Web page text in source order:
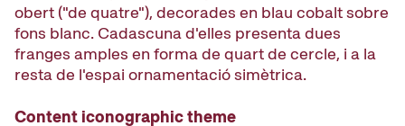
obert ("de quatre"), decorades en blau cobalt sobre
fons blanc. Cadascuna d'elles presenta dues
franges amples en forma de quart de cercle, i a la
resta de l'espai ornamentació simètrica.
Content iconographic theme